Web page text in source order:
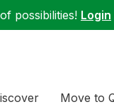
possibilities! Login
Move to